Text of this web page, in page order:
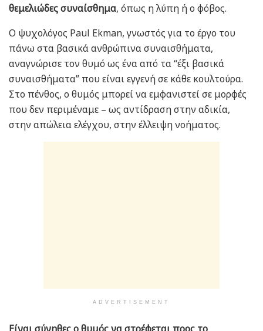
θεμελιώδες συναίσθημα, όπως η λύπη ή ο φόβος.
Ο ψυχολόγος Paul Ekman, γνωστός για το έργο του
πάνω στα βασικά ανθρώπινα συναισθήματα,
αναγνώρισε τον θυμό ως ένα από τα “έξι βασικά
συναισθήματα” που είναι εγγενή σε κάθε κουλτούρα.
Στο πένθος, ο θυμός μπορεί να εμφανιστεί σε μορφές
που δεν περιμέναμε – ως αντίδραση στην αδικία,
στην απώλεια ελέγχου, στην έλλειψη νοήματος.
ADVERTISEMENT